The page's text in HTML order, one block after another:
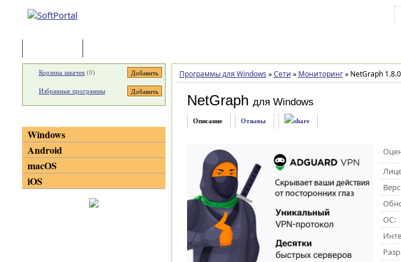
Программы для Windows » Сети » Мониторинг »NetGraph
NetGraph для Windows
Описание Отзывы
ОС:
Корзина закачек(0)
Избранные программы
Windows
Android
macOS
iOS